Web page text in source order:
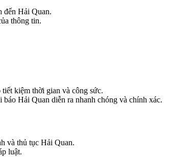
đến Hải Quan.
thông tin.
kiệm thời gian và công sức.
Hải Quan diễn ra nhanh chóng và chính xác.
và thủ tục Hải Quan.
luật.